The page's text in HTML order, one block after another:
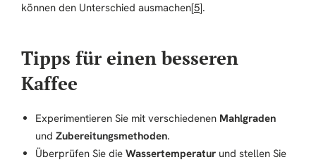
können den Unterschied ausmachen[5].
Tipps für einen besseren
Kaffee
Experimentieren Sie mit verschiedenen Mahlgraden
und Zubereitungsmethoden.
Überprüfen Sie die Wassertemperatur und stellen Sie